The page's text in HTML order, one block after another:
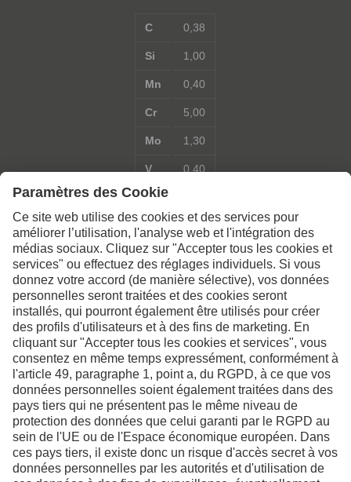
C
Si
Mn
Cr
Mo
V
0,38
1,00
0,40
5,00
1,30
0,40
Contactez-nous pour de
plus amples informations
Nous contacter